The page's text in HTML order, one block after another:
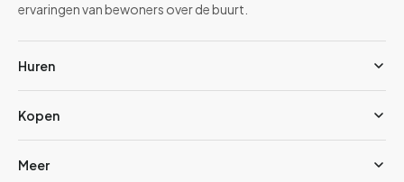
ervaringen van bewoners over de buurt.
Huren
Kopen
Meer